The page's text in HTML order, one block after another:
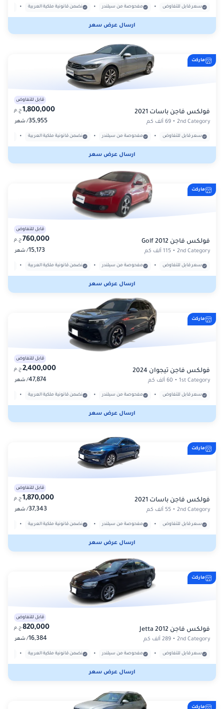
سعر قابل للتفاوض • مفحوصة من سيلندر • نضمن قانونية ملكية العربية •
ارسال عرض سعر
ماركت
فولكس فاجن باسات 2021
2nd Category
• 69 ألف كم
قابل للتفاوض
1,800,000 ج.م
35,955
/ شهر
سعر قابل للتفاوض • مفحوصة من سيلندر • نضمن قانونية ملكية العربية •
ارسال عرض سعر
ماركت
فولكس فاجن Golf 2012
2nd Category
• 115 ألف كم
قابل للتفاوض
760,000 ج.م
15,173
/ شهر
سعر قابل للتفاوض • مفحوصة من سيلندر • نضمن قانونية ملكية العربية •
ارسال عرض سعر
ماركت
فولكس فاجن تيجوان 2024
1st Category
• 60 ألف كم
قابل للتفاوض
2,400,000 ج.م
47,874
/ شهر
سعر قابل للتفاوض • مفحوصة من سيلندر • نضمن قانونية ملكية العربية •
ارسال عرض سعر
ماركت
فولكس فاجن باسات 2021
2nd Category
• 55 ألف كم
قابل للتفاوض
1,870,000 ج.م
37,343
/ شهر
سعر قابل للتفاوض • مفحوصة من سيلندر • نضمن قانونية ملكية العربية •
ارسال عرض سعر
ماركت
فولكس فاجن Jetta 2012
2nd Category
• 289 ألف كم
قابل للتفاوض
820,000 ج.م
16,384
/ شهر
سعر قابل للتفاوض • مفحوصة من سيلندر • نضمن قانونية ملكية العربية •
ارسال عرض سعر
ماركت